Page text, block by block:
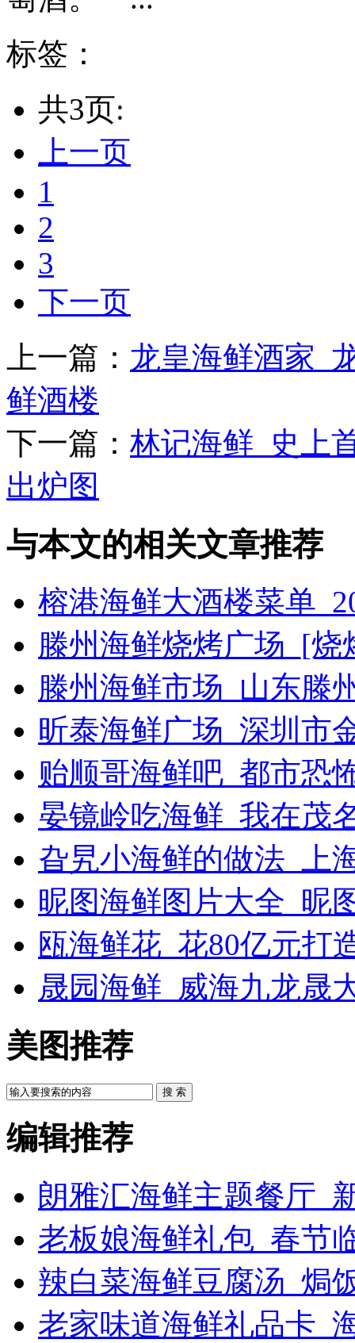
标签：
共3页:
上一页
1
2
3
下一页
上一篇： 龙皇海鲜酒家_
鲜酒楼
下一篇： 林记海鲜_史上
出炉图
与本文的相关文章推荐
榕港海鲜大酒楼菜单
滕州海鲜烧烤广场_[
滕州海鲜市场_山东滕
昕泰海鲜广场_深圳市
贻顺哥海鲜吧_都市恐
晏镜岭吃海鲜_我在茂
旮旯小海鲜的做法_上
昵图海鲜图片大全_昵
瓯海鲜花_花80亿元打
晟园海鲜_威海九龙晟
美图推荐
搜 索
编辑推荐
朗雅汇海鲜主题餐厅_
老板娘海鲜礼包_春节
辣白菜海鲜豆腐汤_焗
老家味道海鲜礼品卡_